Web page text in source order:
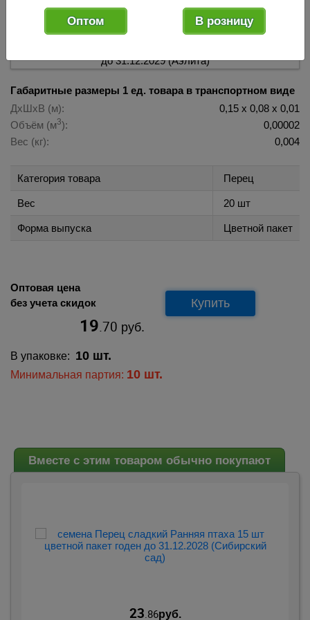
Код товара: 017513
Габаритные размеры 1 ед. товара в транспортном виде
ДхШхВ (м):
0,15 х 0,08 х 0,01
Объём (м3):
0,00002
Вес (кг):
0,004
Категория товара Перец
Вес 20 шт
Форма выпуска Цветной пакет
Оптовая цена
без учета скидок
19.70 руб.
Купить
В упаковке: 10 шт.
Минимальная партия: 10 шт.
Вместе с этим товаром обычно покупают
23.86руб.
Оптом В розницу